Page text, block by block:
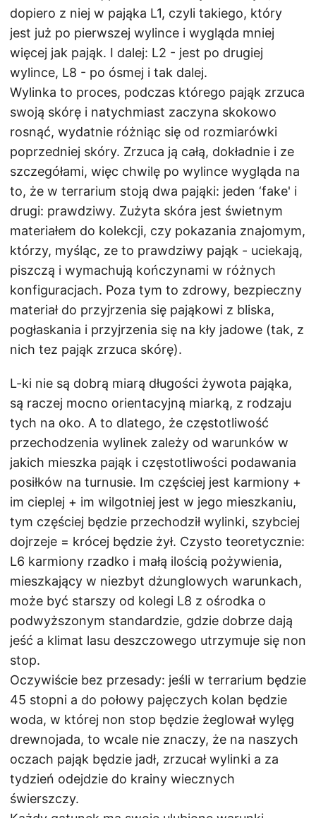
dopiero z niej w pająka L1, czyli takiego, który
jest już po pierwszej wylince i wygląda mniej
więcej jak pająk. I dalej: L2 - jest po drugiej
wylince, L8 - po ósmej i tak dalej.
Wylinka to proces, podczas którego pająk zrzuca
swoją skórę i natychmiast zaczyna skokowo
rosnąć, wydatnie różniąc się od rozmiarówki
poprzedniej skóry. Zrzuca ją całą, dokładnie i ze
szczegółami, więc chwilę po wylince wygląda na
to, że w terrarium stoją dwa pająki: jeden ‘fake' i
drugi: prawdziwy. Zużyta skóra jest świetnym
materiałem do kolekcji, czy pokazania znajomym,
którzy, myśląc, ze to prawdziwy pająk - uciekają,
piszczą i wymachują kończynami w różnych
konfiguracjach. Poza tym to zdrowy, bezpieczny
materiał do przyjrzenia się pająkowi z bliska,
pogłaskania i przyjrzenia się na kły jadowe (tak, z
nich tez pająk zrzuca skórę).
L-ki nie są dobrą miarą długości żywota pająka,
są raczej mocno orientacyjną miarką, z rodzaju
tych na oko. A to dlatego, że częstotliwość
przechodzenia wylinek zależy od warunków w
jakich mieszka pająk i częstotliwości podawania
posiłków na turnusie. Im częściej jest karmiony +
im cieplej + im wilgotniej jest w jego mieszkaniu,
tym częściej będzie przechodził wylinki, szybciej
dojrzeje = krócej będzie żył. Czysto teoretycznie:
L6 karmiony rzadko i małą ilością pożywienia,
mieszkający w niezbyt dżunglowych warunkach,
może być starszy od kolegi L8 z ośrodka o
podwyższonym standardzie, gdzie dobrze dają
jeść a klimat lasu deszczowego utrzymuje się non
stop.
Oczywiście bez przesady: jeśli w terrarium będzie
45 stopni a do połowy pajęczych kolan będzie
woda, w której non stop będzie żeglował wylęg
drewnojada, to wcale nie znaczy, że na naszych
oczach pająk będzie jadł, zrzucał wylinki a za
tydzień odejdzie do krainy wiecznych
świerszczy.